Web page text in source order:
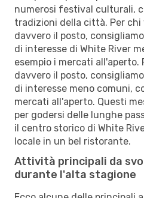
numerosi festival culturali,
tradizioni della città. Per chi
davvero il posto,
di interesse di White River
esempio i mercati all'aperto.
davvero il posto,
di interesse meno comuni,
mercati all'aperto. Questi
per godersi delle lunghe
il centro storico di White
locale in un bel ristorante.
Attività principali da
durante l'alta stagione